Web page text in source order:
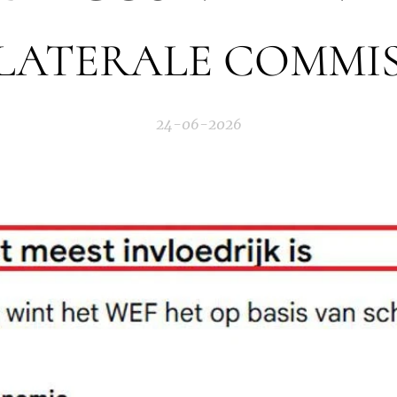
24-06-2026